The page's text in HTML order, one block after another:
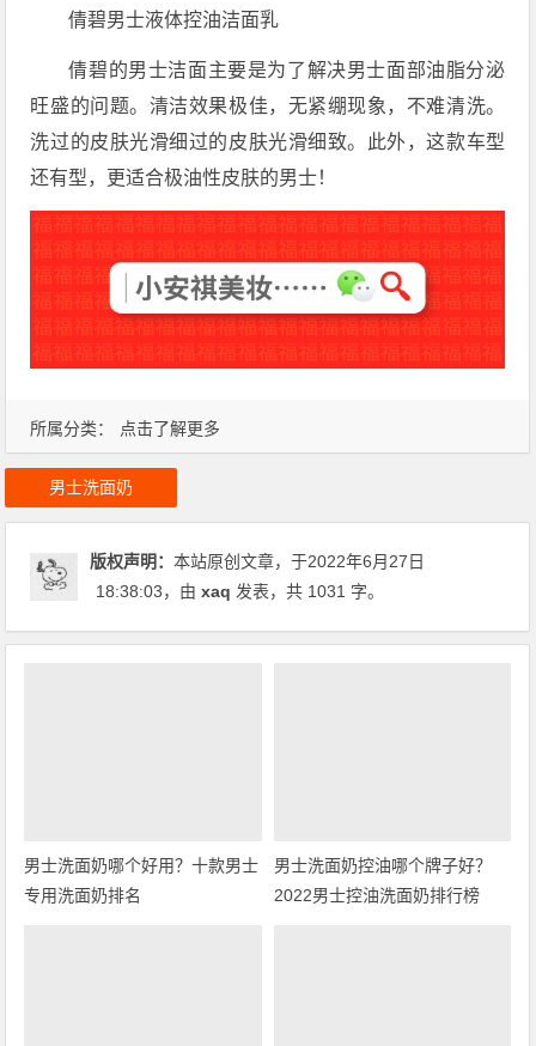
所属分类： 点击了解更多
倩碧男士液体控油洁面乳
倩碧的男士洁面主要是为了解决男士面部油脂分泌
旺盛的问题。清洁效果极佳，无紧绷现象，不难清洗。
洗过的皮肤光滑细过的皮肤光滑细致。此外，这款车型
还有型，更适合极油性皮肤的男士！
男士洗面奶
版权声明：本站原创文章，于2022年6月27日
18:38:03，由xaq 发表，共 1031 字。
男士洗面奶哪个好用？十款男士
专用洗面奶排名
男士洗面奶控油哪个牌子好？
2022男士控油洗面奶排行榜